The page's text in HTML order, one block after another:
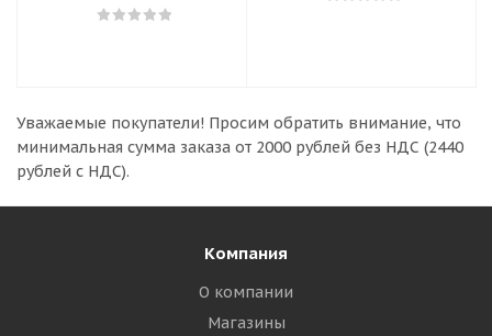
Уважаемые покупатели! Просим обратить внимание, что
минимальная сумма заказа от 2000 рублей без НДС (2440
рублей с НДС).
Компания
О компании
Магазины